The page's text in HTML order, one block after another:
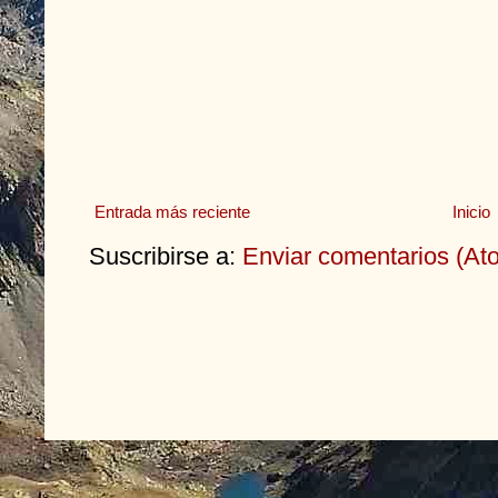
Entrada más reciente Inicio
Suscribirse a: Enviar comentarios